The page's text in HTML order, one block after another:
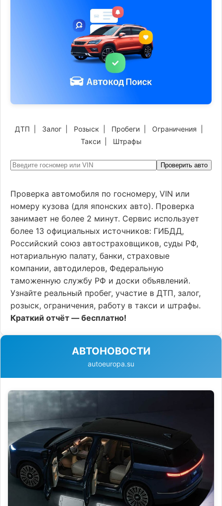
ДТП Залог Розыск Пробеги Ограничения
Такси| Штрафы
Проверить авто
Проверка автомобиля по госномеру, VIN или
номеру кузова (для японских авто). Проверка
занимает не более 2 минут. Сервис использует
более 13 официальных источников: ГИБДД,
Российский союз автостраховщиков, суды РФ,
нотариальную палату, банки, страховые
компании, автодилеров, Федеральную
таможенную службу РФ и доски объявлений.
Узнайте реальный пробег, участие в ДТП, залог,
розыск, ограничения, работу в такси и штрафы.
Краткий отчёт — бесплатно!
АВТОНОВОСТИ
autoeuropa.su